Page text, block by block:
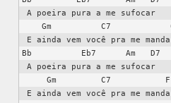
A poeira pura a me sufocar
    Gm          C7            Cm      F7
Bb          Eb7      Am   D7
A poeira pura a me sufocar
     Gm         C7           F